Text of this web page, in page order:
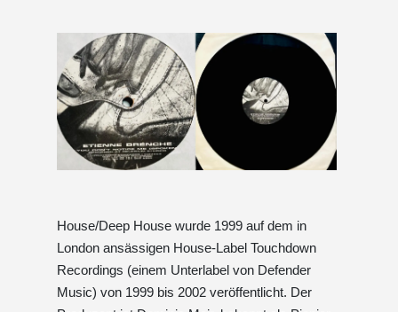
House/Deep House wurde 1999 auf dem in
London ansässigen House-Label Touchdown
Recordings (einem Unterlabel von Defender
Music) von 1999 bis 2002 veröffentlicht. Der